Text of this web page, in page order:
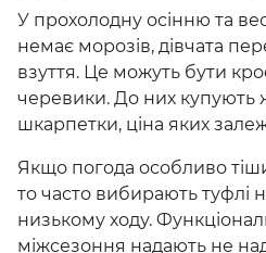
У прохолодну осінню та
немає морозів, дівчата
взуття. Це можуть бути
черевики. До них купують
шкарпетки, ціна яких
Якщо погода особливо
то часто вибирають туфлі
низькому ходу.
міжсезоння надають не